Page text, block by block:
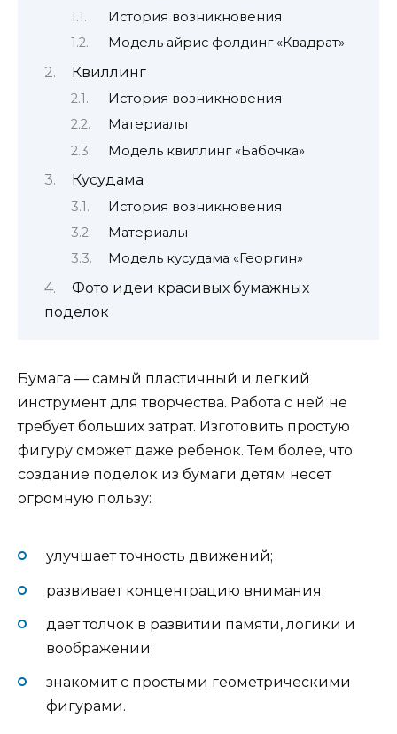
История возникновения
Модель айрис фолдинг «Квадрат»
Квиллинг
История возникновения
Материалы
Модель квиллинг «Бабочка»
Кусудама
История возникновения
Материалы
Модель кусудама «Георгин»
Фото идеи красивых бумажных
поделок
Бумага — самый пластичный и легкий
инструмент для творчества. Работа с ней не
требует больших затрат. Изготовить простую
фигуру сможет даже ребенок. Тем более, что
создание поделок из бумаги детям несет
огромную пользу:
улучшает точность движений;
развивает концентрацию внимания;
дает толчок в развитии памяти, логики и
воображении;
знакомит с простыми геометрическими
фигурами.